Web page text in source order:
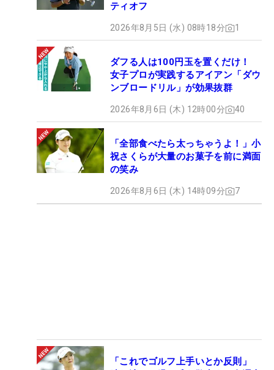
ティオフ
2026年8月5日 (水) 08時18分 1
ダフる人は100円玉を置くだけ！
女子プロが実践するアイアン「ダウ
ンブロードリル」が効果抜群
2026年8月6日 (木) 12時00分 40
「全部食べたら太っちゃうよ！」小
祝さくらが大量のお菓子を前に満面
の笑み
2026年8月6日 (木) 14時09分 7
「これでゴルフ上手いとか反則」